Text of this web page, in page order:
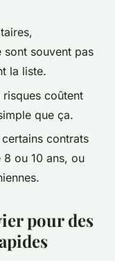
sont souvent pas
la liste.
risques coûtent
que ça.
certains contrats
ou 10 ans, ou
pour des